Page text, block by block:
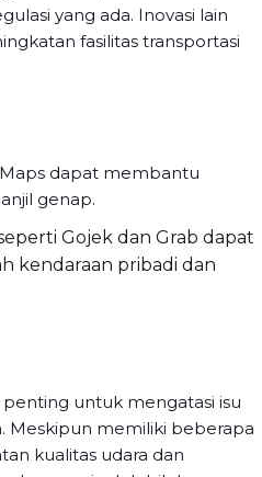
yang ada. Inovasi lain
fasilitas transportasi
dapat membantu
genap.
Gojek dan Grab dapat
kendaraan pribadi dan
untuk mengatasi isu
Meskipun memiliki beberapa
kualitas udara dan